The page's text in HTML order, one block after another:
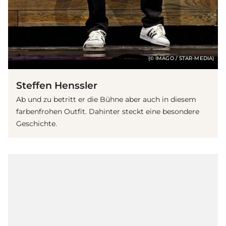
(© IMAGO / STAR-MEDIA)
Steffen Henssler
Ab und zu betritt er die Bühne aber auch in diesem
farbenfrohen Outfit. Dahinter steckt eine besondere
Geschichte.